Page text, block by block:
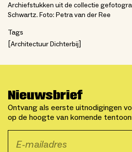
Archiefstukken uit de collectie
Schwartz. Foto: Petra van der Ree
Tags
Architectuur Dichterbij
Nieuwsbrief
Ontvang als eerste uitnodigingen
op de hoogte van komende